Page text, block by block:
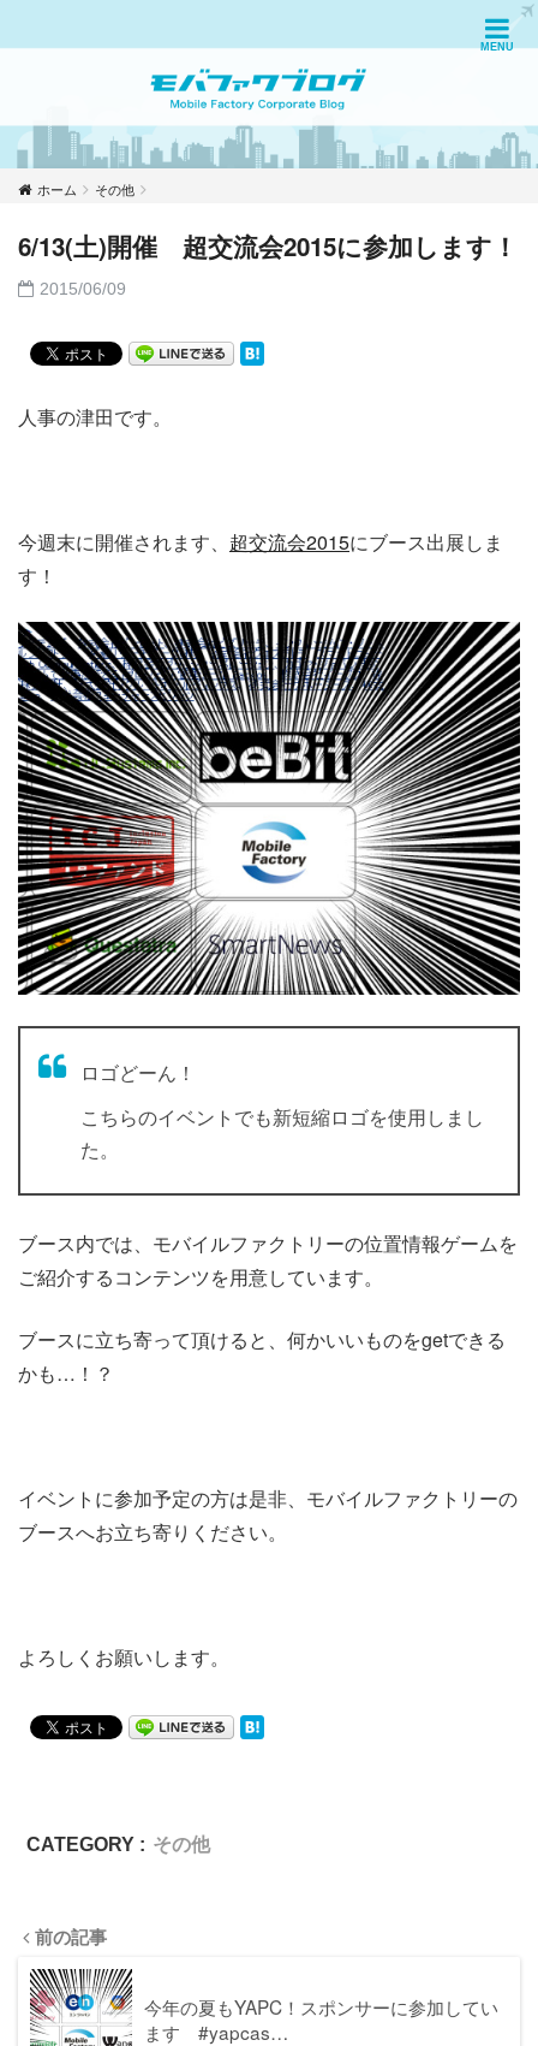
ホーム その他
6/13(土)開催 超交流会2015に参加します！
2015/06/09
人事の津田です。
今週末に開催されます、 超交流会2015にブース出展しま
す！
ロゴどーん！
こちらのイベントでも新短縮ロゴを使用しまし
た。
ブース内では、モバイルファクトリーの位置情報ゲームを
ご紹介するコンテンツを用意しています。
ブースに立ち寄って頂けると、何かいいものをgetできる
かも…！？
イベントに参加予定の方は是非、モバイルファクトリーの
ブースへお立ち寄りください。
よろしくお願いします。
CATEGORY : その他
前の記事
今年の夏もYAPC！スポンサーに参加してい
ます #yapcas…